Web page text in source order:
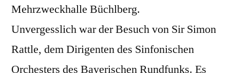
Mehrzweckhalle Büchlberg.
Unvergesslich war der Besuch von Sir Simon
Rattle, dem Dirigenten des Sinfonischen
Orchesters des Bayerischen Rundfunks. Es